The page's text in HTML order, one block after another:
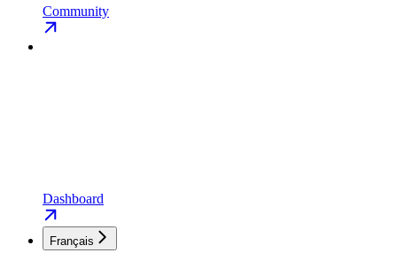
Community
Dashboard
Français